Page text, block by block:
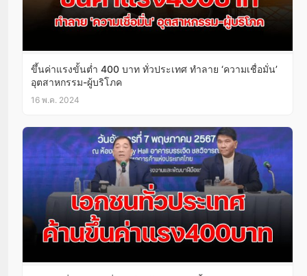
ขึ้นค่าแรงขั้นต่ำ 400 บาท ทั่วประเทศ ทำลาย ‘ความเชื่อมั่น’
อุตสาหกรรม-ผู้บริโภค
16 พ.ค. 2024